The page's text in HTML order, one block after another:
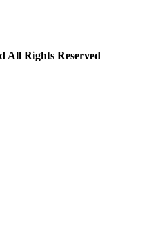
All Rights Reserved